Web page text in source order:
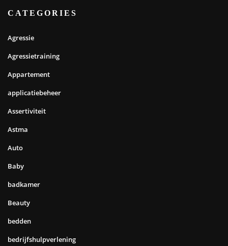
CATEGORIES
Agressie
Agressietraining
Appartement
applicatiebeheer
Assertiviteit
Astma
Auto
Baby
badkamer
Beauty
bedden
bedrijfshulpverlening